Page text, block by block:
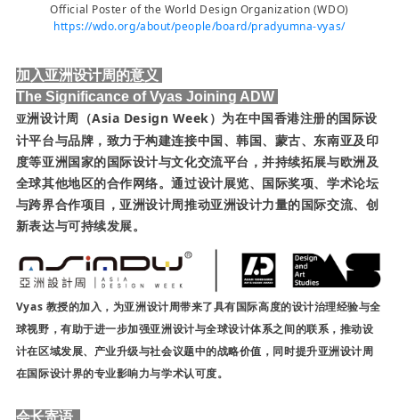
Official Poster of the World Design Organization (WDO)
https://wdo.org/about/people/board/pradyumna-vyas/
加入亚洲设计周的意义
The Significance of Vyas Joining ADW
亚洲设计周（Asia Design Week） 为在中国香港注册的国际设
计平台与品牌，致力于构建连接中国、韩国、蒙古、东南亚及印
度等亚洲国家的国际设计与文化交流平台，并持续拓展与欧洲及
全球其他地区的合作网络。通过设计展览、国际奖项、学术论坛
与跨界合作项目 ， 亚洲设计周推动亚洲设计力量的国际交流、创
新表达与可持续发展。
Vyas 教授的加入，为亚洲设计周带来了具有国际高度的设计治理经验与全
球视野，有助于进一步加强亚洲设计与全球设计体系之间的联系，推动设
计在区域发展、产业升级与社会议题中的战略价值，同时提升亚洲设计周
在国际设计界的专业影响力与学术认可度。
会长寄语